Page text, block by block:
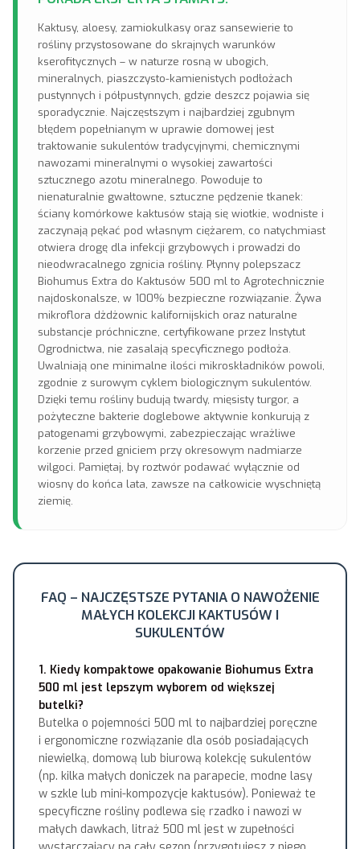
Kaktusy, aloesy, zamiokulkasy oraz sansewierie to
rośliny przystosowane do skrajnych warunków
kserofitycznych – w naturze rosną w ubogich,
mineralnych, piaszczysto-kamienistych podłożach
pustynnych i półpustynnych, gdzie deszcz pojawia się
sporadycznie. Najczęstszym i najbardziej zgubnym
błędem popełnianym w uprawie domowej jest
traktowanie sukulentów tradycyjnymi, chemicznymi
nawozami mineralnymi o wysokiej zawartości
sztucznego azotu mineralnego. Powoduje to
nienaturalnie gwałtowne, sztuczne pędzenie tkanek:
ściany komórkowe kaktusów stają się wiotkie, wodniste i
zaczynają pękać pod własnym ciężarem, co natychmiast
otwiera drogę dla infekcji grzybowych i prowadzi do
nieodwracalnego zgnicia rośliny. Płynny polepszacz
Biohumus Extra do Kaktusów 500 ml to Agrotechnicznie
najdoskonalsze, w 100% bezpieczne rozwiązanie. Żywa
mikroflora dżdżownic kalifornijskich oraz naturalne
substancje próchniczne, certyfikowane przez Instytut
Ogrodnictwa, nie zasalają specyficznego podłoża.
Uwalniają one minimalne ilości mikroskładników powoli,
zgodnie z surowym cyklem biologicznym sukulentów.
Dzięki temu rośliny budują twardy, mięsisty turgor, a
pożyteczne bakterie doglebowe aktywnie konkurują z
patogenami grzybowymi, zabezpieczając wrażliwe
korzenie przed gniciem przy okresowym nadmiarze
wilgoci. Pamiętaj, by roztwór podawać wyłącznie od
wiosny do końca lata, zawsze na całkowicie wyschniętą
ziemię.
FAQ – NAJCZĘSTSZE PYTANIA O NAWOŻENIE
MAŁYCH KOLEKCJI KAKTUSÓW I
SUKULENTÓW
1. Kiedy kompaktowe opakowanie Biohumus Extra
500 ml jest lepszym wyborem od większej
butelki?
Butelka o pojemności 500 ml to najbardziej poręczne
i ergonomiczne rozwiązanie dla osób posiadających
niewielką, domową lub biurową kolekcję sukulentów
(np. kilka małych doniczek na parapecie, modne lasy
w szkle lub mini-kompozycje kaktusów). Ponieważ te
specyficzne rośliny podlewa się rzadko i nawozi w
małych dawkach, litraż 500 ml jest w zupełności